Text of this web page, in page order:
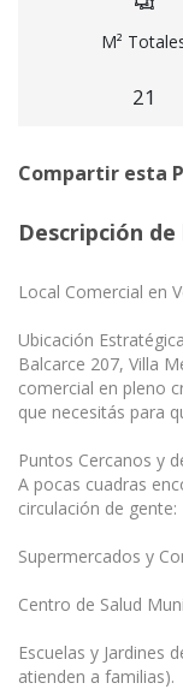
M²
21
Compartir esta
Descripción
Local Comercial en
Ubicación
Balcarce 207, Villa
comercial en pleno
que necesitás para
Puntos Cercanos y
A pocas cuadras
circulación de gente:
Supermercados y
Centro de Salud
Escuelas y Jardines
atienden a familias).